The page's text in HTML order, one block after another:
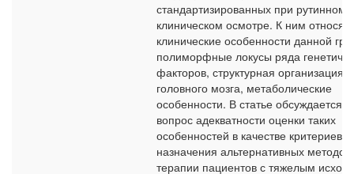
стандартизированных при рутинном
клиническом осмотре. К ним
клинические особенности данной
полиморфные локусы ряда
факторов, структурная организация
головного мозга, метаболические
особенности. В статье обсуждается
вопрос адекватности оценки таких
особенностей в качестве критериев
назначения альтернативных методов
терапии пациентов с тяжелым